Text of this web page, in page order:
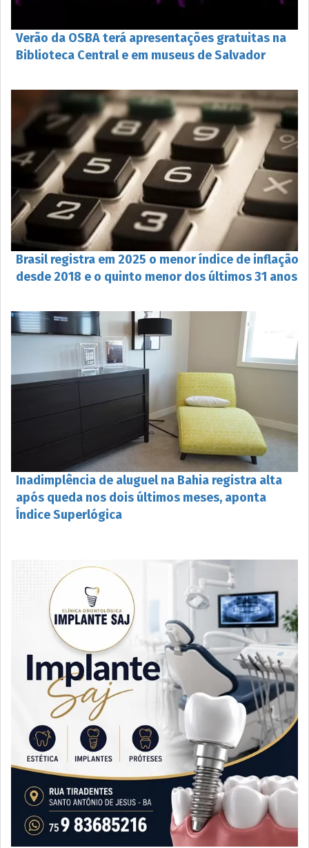
Verão da OSBA terá apresentações gratuitas na
Biblioteca Central e em museus de Salvador
Brasil registra em 2025 o menor índice de inflação
desde 2018 e o quinto menor dos últimos 31 anos
Inadimplência de aluguel na Bahia registra alta
após queda nos dois últimos meses, aponta
Índice Superlógica